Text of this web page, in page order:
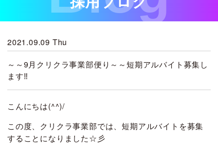
2021.09.09 Thu
～～9月クリクラ事業部便り～～短期アルバイト募集し
ます‼
こんにちは(^^)/
この度、クリクラ事業部では、短期アルバイトを募集
することになりました☆彡